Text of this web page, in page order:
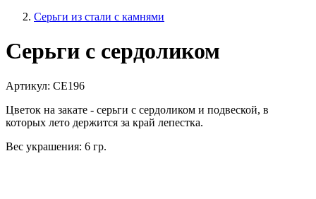
Серьги из стали с камнями
Серьги с сердоликом
Артикул: CE196
Цветок на закате - серьги с сердоликом и подвеской, в
которых лето держится за край лепестка.
Вес украшения: 6 гр.